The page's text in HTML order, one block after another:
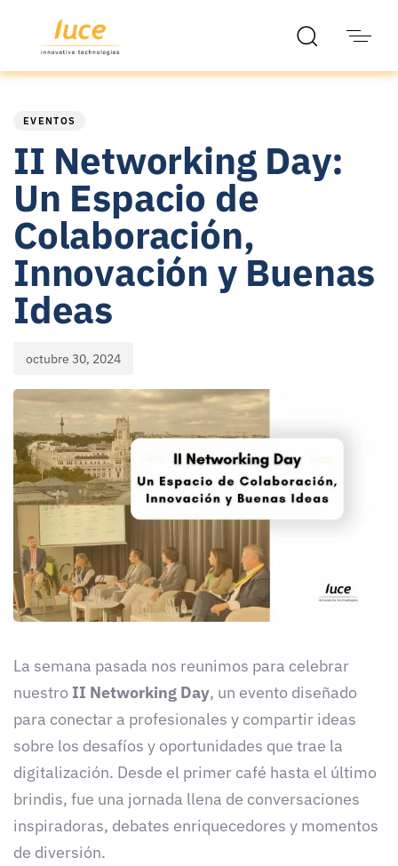
EVENTOS
II Networking Day:
Un Espacio de
Colaboración,
Innovación y Buenas
Ideas
octubre 30, 2024
La semana pasada nos reunimos para celebrar
nuestro II Networking Day, un evento diseñado
para conectar a profesionales y compartir ideas
sobre los desafíos y oportunidades que trae la
digitalización. Desde el primer café hasta el último
brindis, fue una jornada llena de conversaciones
inspiradoras, debates enriquecedores y momentos
de diversión.